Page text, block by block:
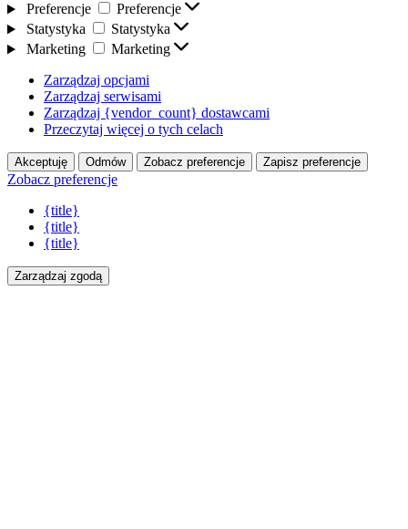
Preferencje
Preferencje
Statystyka
Statystyka
Marketing
Marketing
Zarządzaj opcjami
Zarządzaj serwisami
Zarządzaj {vendor_count} dostawcami
Przeczytaj więcej o tych celach
Akceptuję Odmów Zobacz preferencje Zapisz preferencje
Zobacz preferencje
{title}
{title}
{title}
Zarządzaj zgodą